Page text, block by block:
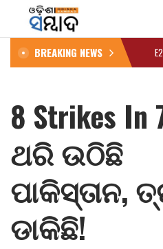
BREAKING NEWS
8 Strikes In
ଥରି ଉଠିଛି
ପାକିସ୍ତାନ,
ଡାକିଛି!